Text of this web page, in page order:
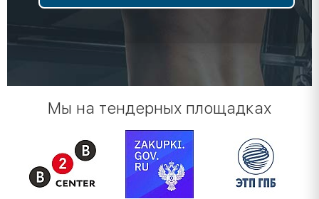
Мы на тендерных площадках